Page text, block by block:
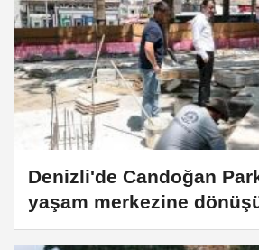
Denizli'de Candoğan
yaşam merkezine